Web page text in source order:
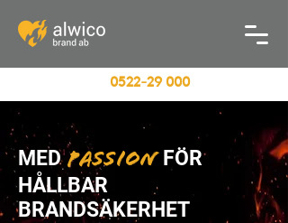
0522-29 000
MED PASSION FÖR
HÅLLBAR
BRANDSÄKERHET